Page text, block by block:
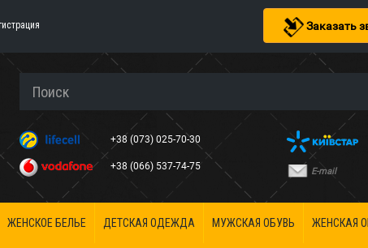
Заказать
+38 (073) 025-70-30
+38 (066) 537-74-75 E-mail
ЖЕНСКОЕ БЕЛЬЕ ДЕТСКАЯ ОДЕЖДА МУЖСКАЯ ОБУВЬ ЖЕНСКАЯ